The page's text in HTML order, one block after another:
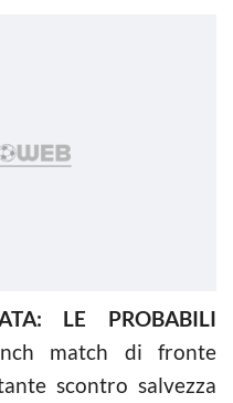
LE PROBABILI
match di fronte
scontro salvezza